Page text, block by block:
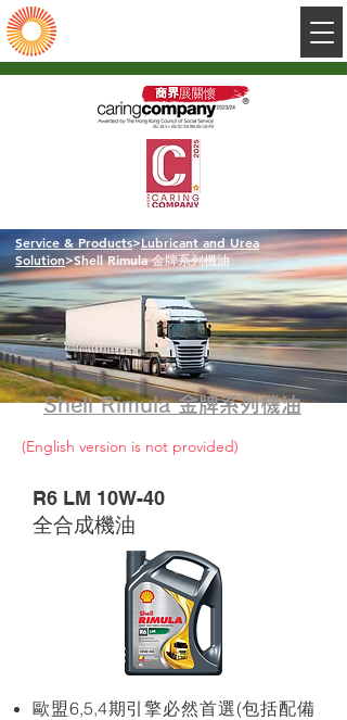
Shell Rimula 金牌系列機油
​Service & Products>Lubricant and Urea
Solution>Shell Rimula 金牌系列機油
(English version is not provided)
R6 LM 10W-40
全合成機油
歐盟6,5,4期引擎必然首選(包括配備